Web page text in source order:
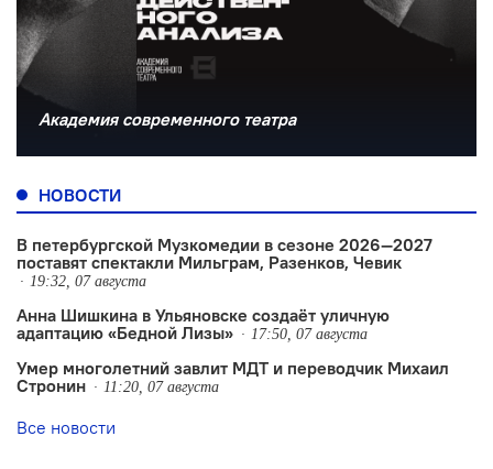
Академия современного театра
НОВОСТИ
В петербургской Музкомедии в сезоне 2026—2027
поставят спектакли Мильграм, Разенков, Чевик
19:32, 07 августа
Анна Шишкина в Ульяновске создаëт уличную
адаптацию «Бедной Лизы»
17:50, 07 августа
Умер многолетний завлит МДТ и переводчик Михаил
Стронин
11:20, 07 августа
Все новости